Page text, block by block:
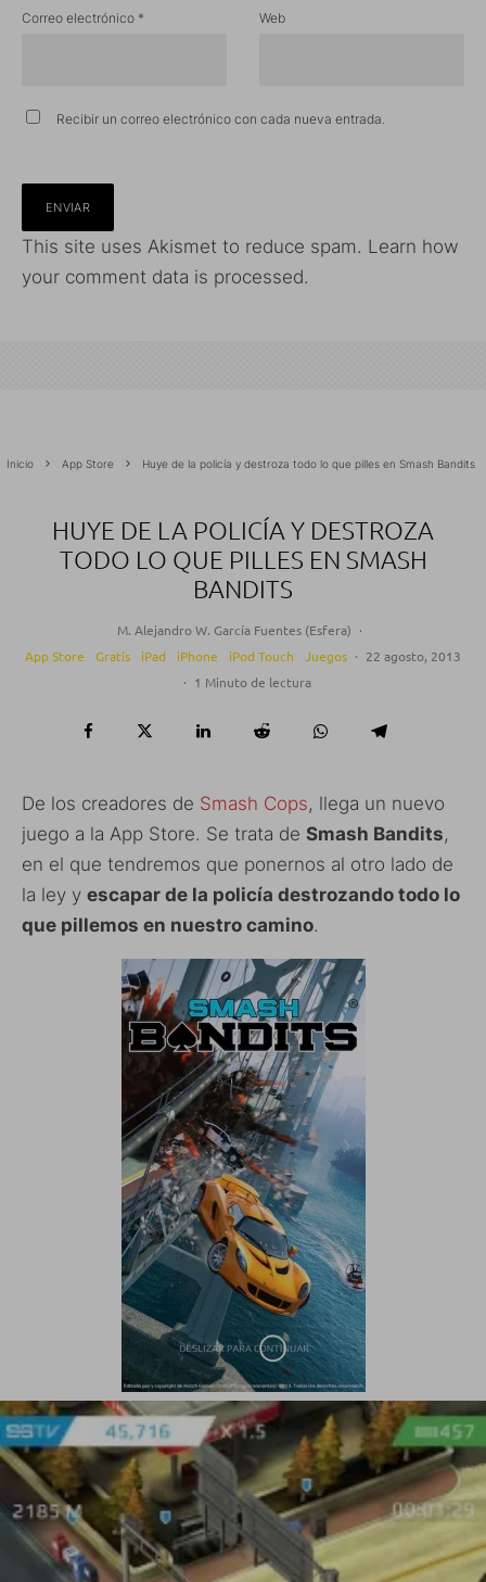
Correo electrónico * Web
Recibir un correo electrónico con cada nueva entrada.
This site uses Akismet to reduce spam. Learn how
your comment data is processed.
Inicio App Store Huye de la policía y destroza todo lo que pilles en Smash Bandits
HUYE DE LA POLICÍA Y DESTROZA
TODO LO QUE PILLES EN SMASH
BANDITS
M. Alejandro W. García Fuentes (Esfera) ·
App Store
Gratis iPad iPhone iPod Touch Juegos · 22 agosto, 2013
· 1 Minuto de lectura
De los creadores de Smash Cops, llega un nuevo
juego a la App Store. Se trata de Smash Bandits,
en el que tendremos que ponernos al otro lado de
la ley y escapar de la policía destrozando todo lo
que pillemos en nuestro camino.